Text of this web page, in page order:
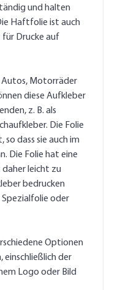
und halten
Haftfolie ist auch
für Drucke auf
Autos, Motorräder
diese Aufkleber
z. B. als
Die Folie
dass sie auch im
Die Folie hat eine
leicht zu
bedrucken
oder
Optionen
der
Logo oder Bild